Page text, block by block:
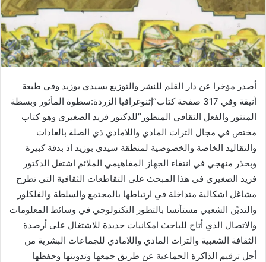
أصدر مؤخرا عن دار القلم للنشر والتوزيع بسيدي بوزيد وفي طبعة
أنيقة وفي 317 صفحة كتاب”إثنوغرافيا الزردة:سطوة المأثور وبسطة
المنثور والفعل الثقافي المنظور”للدكتور فريد الصغيري وهو كتاب
مختص في مجال التراث المادي واللامادي ذي الصلة بالعادات
والتقاليد الخاصة والخصوصية لمنطقة سيدي بوزيد اذ بدقة كبيرة
وبحذر منهجي في انتقاء الجهاز المفاهيمي الملائم اشتغل الدكتور
فريد الصغيري في هذا المبحث على التقاطعات الثقافية التي تطرح
مشاغل اشكالية متداخلة في ارتباطها بالمجتمع والسلطة والفلكلور
والتديّن الشعبي مستأنسا بالتطور التكنولوجي في وسائط المعلومات
والاتصال الذي أتاح للباحث امكانيات جديدة للاشتغال على أرصدة
الثقافة الشعبية والتراث المادي واللامادي للجماعات البشرية من
أجل ترقيم الذاكرة الجماعية عن طريق جمعها وتدوينها وحفظها